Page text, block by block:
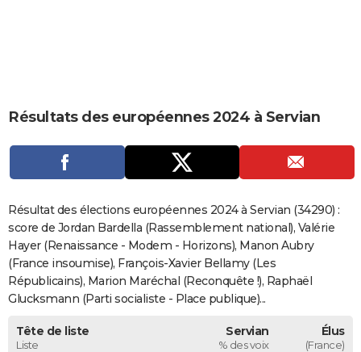
CARTE DE VOEUX
Carte de Noël
Carte Bonne année
Carte Saint-Valentin
Carte Pâques
Carte d'anniversaire
DICTIONNAIRE
Dictionnaire
Biographies
Citations
Expressions
Proverbes
PROGRAMME TV
COPAINS D'AVANT
S'inscrire
Se connecter
Lycées
Collèges
Primaires
Universités
Entreprises
Service militaire
Avis de recherche
AVIS DE DÉCÈS
FORUM
Résultats des européennes 2024 à Servian
Résultat des élections européennes 2024 à Servian (34290) :
score de Jordan Bardella (Rassemblement national), Valérie
Hayer (Renaissance - Modem - Horizons), Manon Aubry
(France insoumise), François-Xavier Bellamy (Les
Républicains), Marion Maréchal (Reconquête !), Raphaël
Glucksmann (Parti socialiste - Place publique)...
Tête de liste
Liste
Servian
% des voix
Élus
(France)